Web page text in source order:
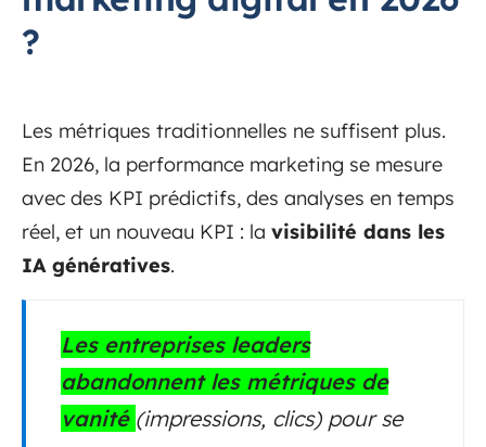
?
Les métriques traditionnelles ne suffisent plus.
En 2026, la performance marketing se mesure
avec des KPI prédictifs, des analyses en temps
réel, et un nouveau KPI : la visibilité dans les
IA génératives.
Les entreprises leaders
abandonnent les métriques de
vanité (impressions, clics) pour se